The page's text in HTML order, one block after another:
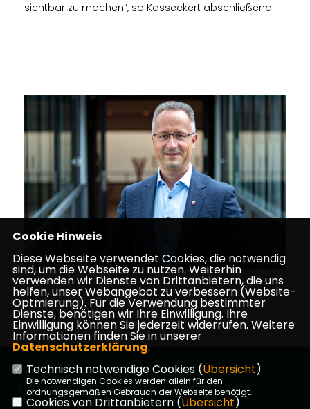
sichtbar zu machen“, so Kasseckert abschließend.
23.04.2026
Impressum Datenschutz Kontakt
Cookie Hinweis
Diese Webseite verwendet Cookies, die notwendig
sind, um die Webseite zu nutzen. Weiterhin
verwenden wir Dienste von Drittanbietern, die uns
helfen, unser Webangebot zu verbessern (Website-
Optmierung). Für die Verwendung bestimmter
Dienste, benötigen wir Ihre Einwilligung. Ihre
Einwilligung können Sie jederzeit widerrufen. Weitere
Informationen finden Sie in unserer
Datenschutzerklärung.
Technisch notwendige Cookies (Übersicht)
Die notwendigen Cookies werden allein für den
ordnungsgemäßen Gebrauch der Webseite benötigt.
Cookies von Drittanbietern (Übersicht)